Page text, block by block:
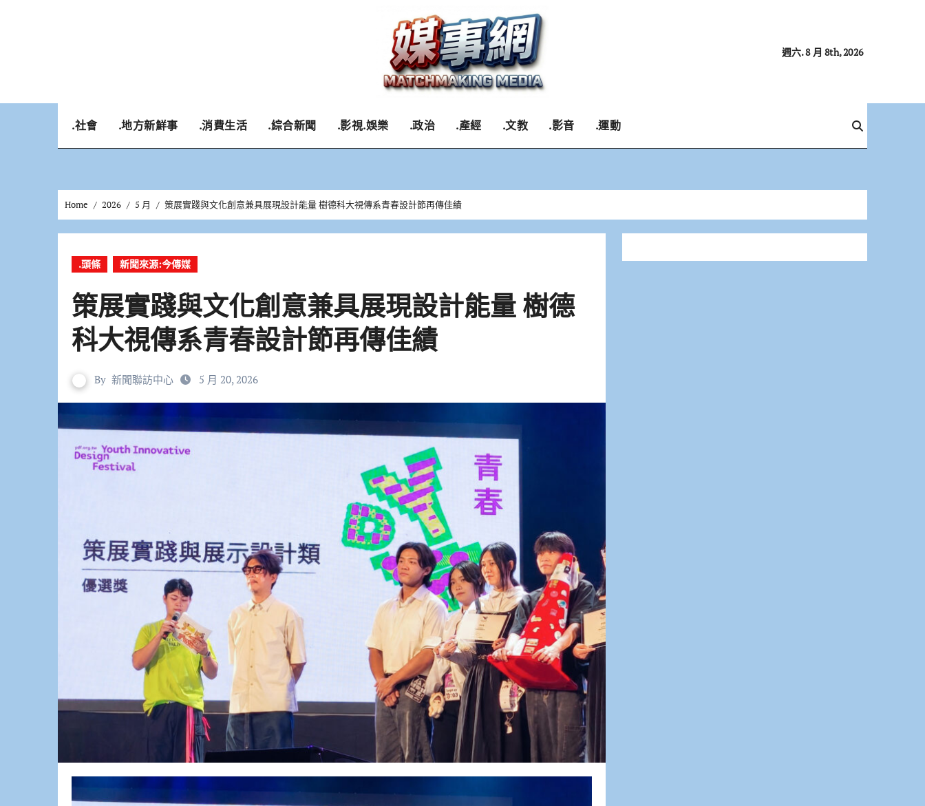
週六. 8 月 8th, 2026
.社會 .地方新鮮事 .消費生活 .綜合新聞 .影視.娛樂 .政治 .產經 .文教 .影音 .運動
Home 2026 5 月 策展實踐與文化創意兼具展現設計能量 樹德科大視傳系青春設計節再傳佳績
.頭條 新聞來源:今傳媒
策展實踐與文化創意兼具展現設計能量 樹德
科大視傳系青春設計節再傳佳績
By 新聞聯訪中心 5 月 20, 2026